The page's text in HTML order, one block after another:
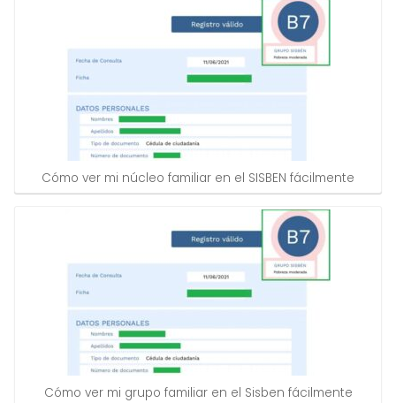
Cómo ver mi núcleo familiar en el SISBEN fácilmente
Cómo ver mi grupo familiar en el Sisben fácilmente